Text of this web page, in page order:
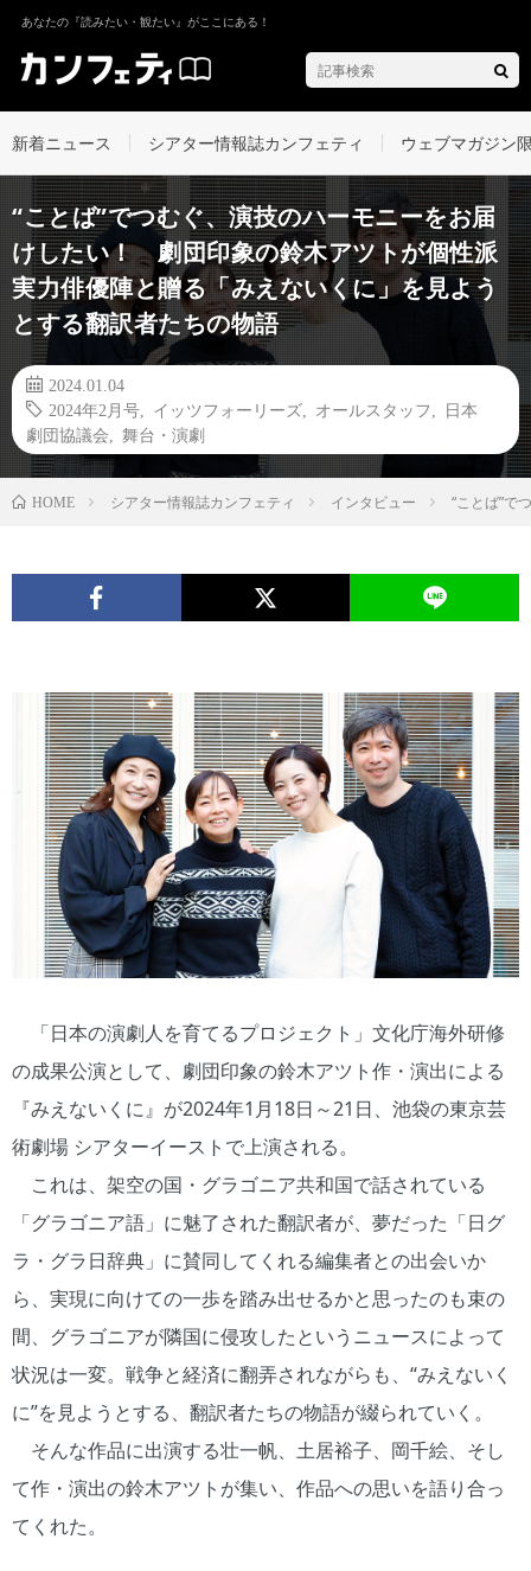
あなたの『読みたい・観たい』がここにある！
新着ニュース シアター情報誌カンフェティ ウェブマガジン
“ことば”でつむぐ、演技のハーモニーをお届
けしたい！ 劇団印象の鈴木アツトが個性派
実力俳優陣と贈る「みえないくに」を見よう
とする翻訳者たちの物語
2024.01.04
2024年2月号
イッツフォーリーズ オールスタッフ
日本
劇団協議会
舞台・演劇
HOME シアター情報誌カンフェティ インタビュー “ことば”で
「日本の演劇人を育てるプロジェクト」文化庁海外研修
の成果公演として、劇団印象の鈴木アツト作・演出による
『みえないくに』が2024年1月18日～21日、池袋の東京芸
術劇場 シアターイーストで上演される。
これは、架空の国・グラゴニア共和国で話されている
「グラゴニア語」に魅了された翻訳者が、夢だった「日グ
ラ・グラ日辞典」に賛同してくれる編集者との出会いか
ら、実現に向けての一歩を踏み出せるかと思ったのも束の
間、グラゴニアが隣国に侵攻したというニュースによって
状況は一変。戦争と経済に翻弄されながらも、“みえないく
に”を見ようとする、翻訳者たちの物語が綴られていく。
そんな作品に出演する壮一帆、土居裕子、岡千絵、そし
て作・演出の鈴木アツトが集い、作品への思いを語り合っ
てくれた。